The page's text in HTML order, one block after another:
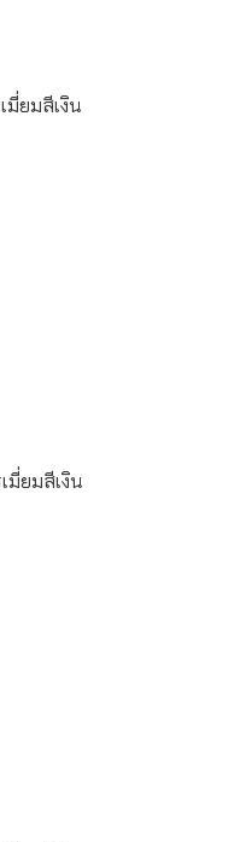
มี่ยมสีเงิน
มี่ยมสีเงิน